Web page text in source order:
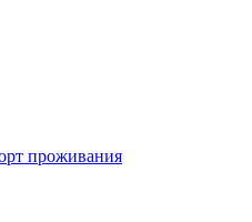
проживания